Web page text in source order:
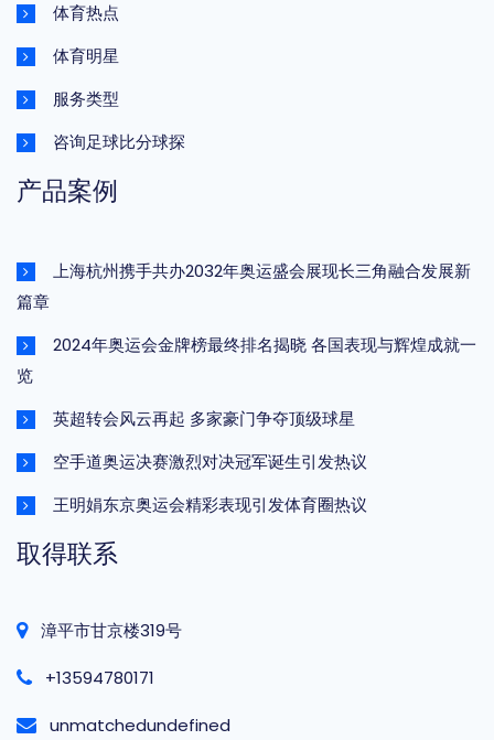
体育热点
体育明星
服务类型
咨询足球比分球探
产品案例
上海杭州携手共办2032年奥运盛会展现长三角融合发展新
篇章
2024年奥运会金牌榜最终排名揭晓 各国表现与辉煌成就一
览
英超转会风云再起 多家豪门争夺顶级球星
空手道奥运决赛激烈对决冠军诞生引发热议
王明娟东京奥运会精彩表现引发体育圈热议
取得联系
漳平市甘京楼319号
+13594780171
unmatchedundefined